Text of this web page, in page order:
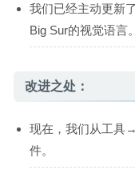
我们已经主动更新
Big Sur的视觉语言。
改进之处：
现在，我们从工具
件。